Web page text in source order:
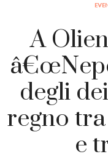
A
degli
regno
e